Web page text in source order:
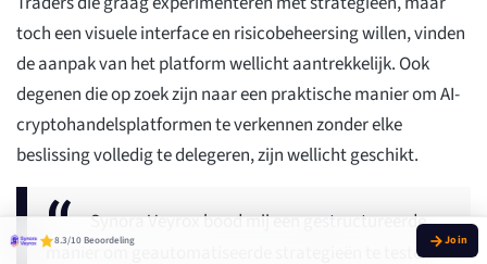
toch een visuele interface en risicobeheersing willen, vinden
de aanpak van het platform wellicht aantrekkelijk. Ook
degenen die op zoek zijn naar een praktische manier om AI-
cryptohandelsplatformen te verkennen zonder elke
beslissing volledig te delegeren, zijn wellicht geschikt.
Synora Veyrox bood mij een gestructureerde
manier om geautomatiseerde strategieën te testen
8.3/10 Beoordeling